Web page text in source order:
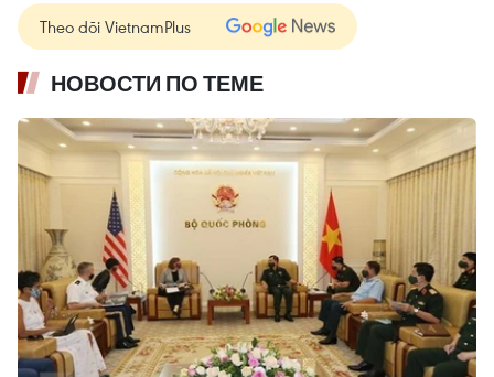
Theo dõi VietnamPlus
НОВОСТИ ПО ТЕМЕ